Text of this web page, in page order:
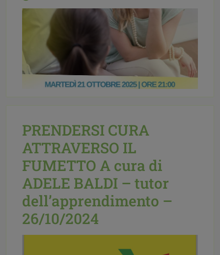
Pubblicato il:06 Ottobre 2025
come:Eventi, Mediazione familiare,
News|accoglienza, avv. Michela
Morandi, luogo neutro e riservato,
mediazione familiare,
separazione
PRENDERSI CURA
ATTRAVERSO IL
FUMETTO A cura di
ADELE BALDI – tutor
dell’apprendimento –
26/10/2024